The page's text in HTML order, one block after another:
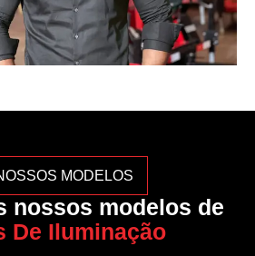
MODELOS
nossos modelos de
De Iluminação